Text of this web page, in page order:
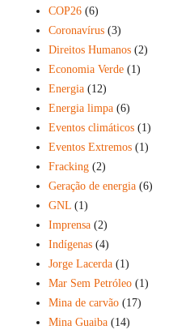
COP26 (6)
Coronavírus (3)
Direitos Humanos (2)
Economia Verde (1)
Energia (12)
Energia limpa (6)
Eventos climáticos (1)
Eventos Extremos (1)
Fracking (2)
Geração de energia (6)
GNL (1)
Imprensa (2)
Indígenas (4)
Jorge Lacerda (1)
Mar Sem Petróleo (1)
Mina de carvão (17)
Mina Guaiba (14)